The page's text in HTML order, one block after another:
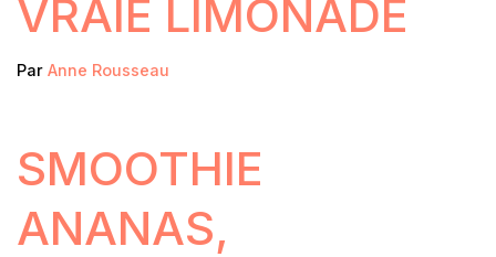
VRAIE LIMONADE
Par Anne Rousseau
SMOOTHIE
ANANAS,